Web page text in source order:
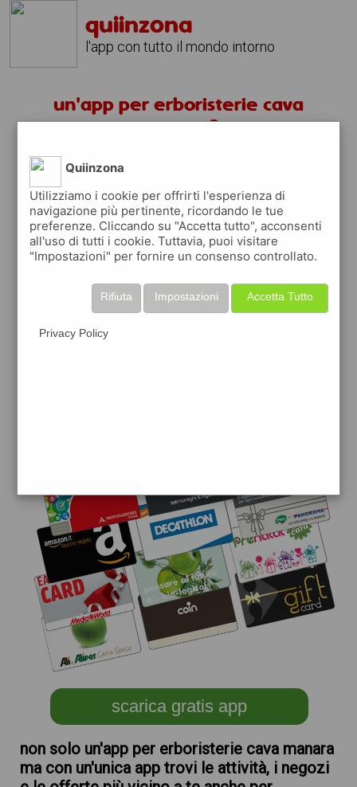
quiinzona
l'app con tutto il mondo intorno
un'app per erboristerie cava
manara ?
scarica gratis app
quiinzona è una app
gratuita
che ti aiuta se cerchi 'un'app per
premia ogni volta che la usi
raccogli punti da convertire inbuoni sconto
scarica gratis app
non solo un'app per erboristerie cava manara
ma con un'unica app trovi le attività, i negozi
Quiinzona
Utilizziamo i cookie per offrirti l'esperienza di
navigazione più pertinente, ricordando le tue
preferenze. Cliccando su "Accetta tutto", acconsenti
all'uso di tutti i cookie. Tuttavia, puoi visitare
"Impostazioni" per fornire un consenso controllato.
Accetta Tutto
Impostazioni
Rifiuta
Privacy Policy